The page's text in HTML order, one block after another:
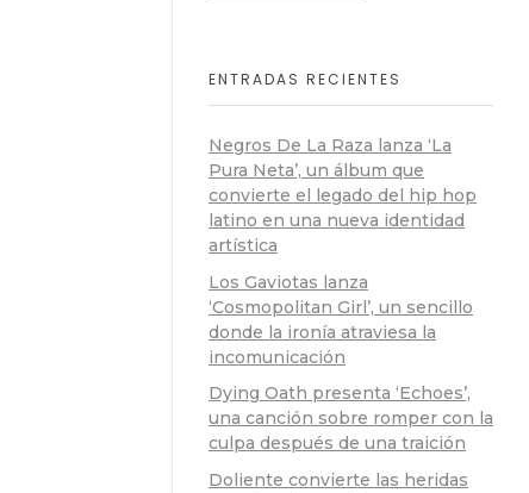
ENTRADAS RECIENTES
Negros De La Raza lanza ‘La
Pura Neta’, un álbum que
convierte el legado del hip hop
latino en una nueva identidad
artística
Los Gaviotas lanza
‘Cosmopolitan Girl’, un sencillo
donde la ironía atraviesa la
incomunicación
Dying Oath presenta ‘Echoes’,
una canción sobre romper con la
culpa después de una traición
Doliente convierte las heridas